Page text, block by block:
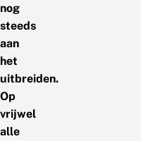
nog
steeds
aan
het
uitbreiden.
Op
vrijwel
alle